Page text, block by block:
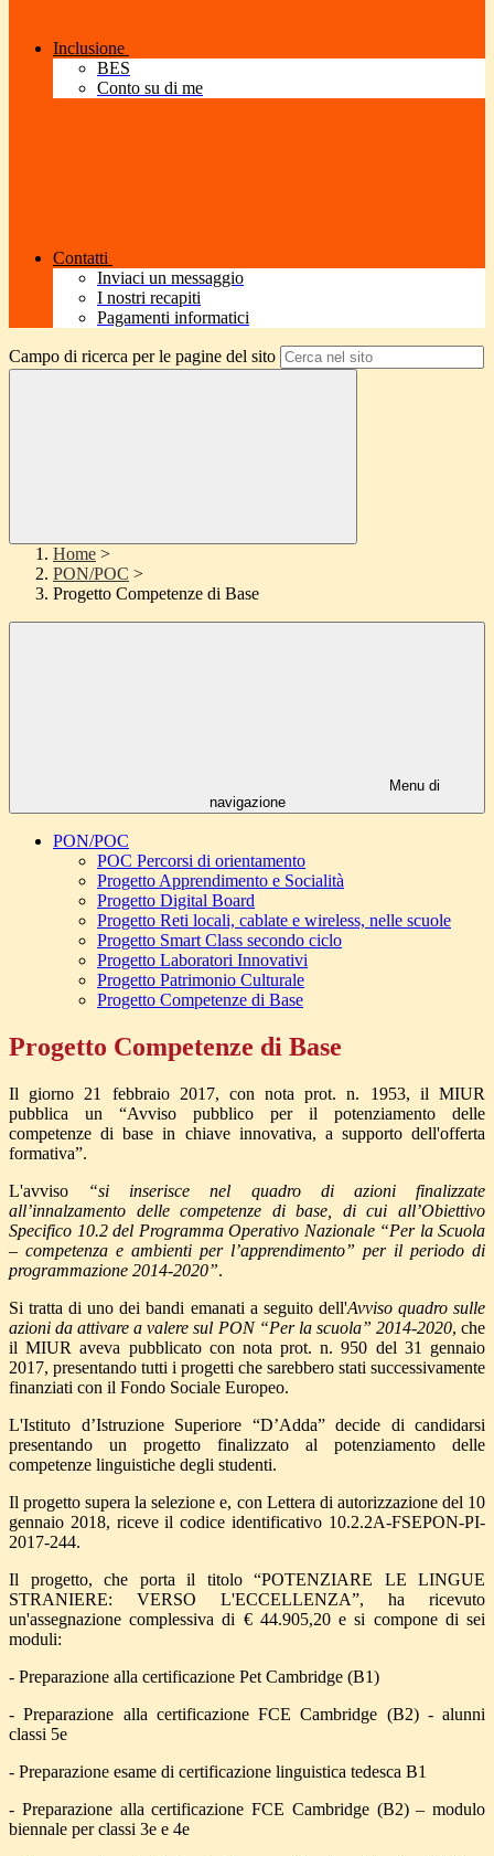
Inclusione
BES
Conto su di me
Contatti
Inviaci un messaggio
I nostri recapiti
Pagamenti informatici
Campo di ricerca per le pagine del sito
Home >
PON/POC >
Progetto Competenze di Base
Menu di
navigazione
PON/POC
POC Percorsi di orientamento
Progetto Apprendimento e Socialità
Progetto Digital Board
Progetto Reti locali, cablate e wireless, nelle scuole
Progetto Smart Class secondo ciclo
Progetto Laboratori Innovativi
Progetto Patrimonio Culturale
Progetto Competenze di Base
Progetto Competenze di Base
Il giorno 21 febbraio 2017, con nota prot. n. 1953, il MIUR
pubblica un “Avviso pubblico per il potenziamento delle
competenze di base in chiave innovativa, a supporto dell'offerta
formativa”.
L'avviso
“si inserisce nel quadro di azioni finalizzate
all’innalzamento delle competenze di base, di cui all’Obiettivo
Specifico 10.2 del Programma Operativo Nazionale “Per la Scuola
– competenza e ambienti per l’apprendimento” per il periodo di
programmazione 2014-2020”.
Si tratta di uno dei bandi emanati a seguito dell'Avviso quadro sulle
azioni da attivare a valere sul PON “Per la scuola” 2014-2020, che
il MIUR aveva pubblicato con nota prot. n. 950 del 31 gennaio
2017, presentando tutti i progetti che sarebbero stati successivamente
finanziati con il Fondo Sociale Europeo.
L'Istituto d’Istruzione Superiore “D’Adda” decide di candidarsi
presentando un progetto finalizzato al potenziamento delle
competenze linguistiche degli studenti.
Il progetto supera la selezione e, con Lettera di autorizzazione del 10
gennaio 2018, riceve il codice identificativo 10.2.2A-FSEPON-PI-
2017-244.
Il progetto, che porta il titolo “POTENZIARE LE LINGUE
STRANIERE: VERSO L'ECCELLENZA”, ha ricevuto
un'assegnazione complessiva di € 44.905,20 e si compone di sei
moduli:
- Preparazione alla certificazione Pet Cambridge (B1)
- Preparazione alla certificazione FCE Cambridge (B2) - alunni
classi 5e
- Preparazione esame di certificazione linguistica tedesca B1
- Preparazione alla certificazione FCE Cambridge (B2) – modulo
biennale per classi 3e e 4e